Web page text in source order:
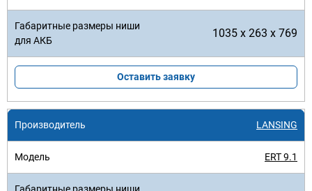
1035 x 263 x 769
Оставить заявку
LANSING
ERT 9.1